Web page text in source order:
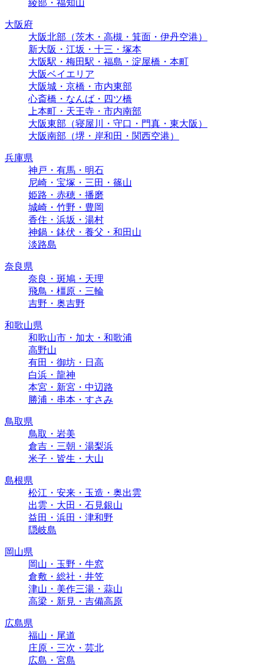
綾部・福知山
大阪府
大阪北部（茨木・高槻・箕面・伊丹空港）
新大阪・江坂・十三・塚本
大阪駅・梅田駅・福島・淀屋橋・本町
大阪ベイエリア
大阪城・京橋・市内東部
心斎橋・なんば・四ツ橋
上本町・天王寺・市内南部
大阪東部（寝屋川・守口・門真・東大阪）
大阪南部（堺・岸和田・関西空港）
兵庫県
神戸・有馬・明石
尼崎・宝塚・三田・篠山
姫路・赤穂・播磨
城崎・竹野・豊岡
香住・浜坂・湯村
神鍋・鉢伏・養父・和田山
淡路島
奈良県
奈良・斑鳩・天理
飛鳥・橿原・三輪
吉野・奥吉野
和歌山県
和歌山市・加太・和歌浦
高野山
有田・御坊・日高
白浜・龍神
本宮・新宮・中辺路
勝浦・串本・すさみ
鳥取県
鳥取・岩美
倉吉・三朝・湯梨浜
米子・皆生・大山
島根県
松江・安来・玉造・奥出雲
出雲・大田・石見銀山
益田・浜田・津和野
隠岐島
岡山県
岡山・玉野・牛窓
倉敷・総社・井笠
津山・美作三湯・蒜山
高梁・新見・吉備高原
広島県
福山・尾道
庄原・三次・芸北
広島・宮島